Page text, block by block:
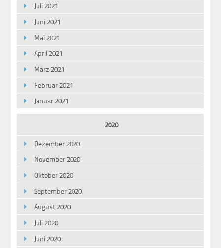
Juli 2021
Juni 2021
Mai 2021
April 2021
März 2021
Februar 2021
Januar 2021
2020
Dezember 2020
November 2020
Oktober 2020
September 2020
August 2020
Juli 2020
Juni 2020